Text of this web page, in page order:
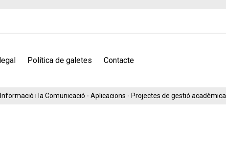
Política de galetes Contacte
i la Comunicació - Aplicacions - Projectes de gestió acadèmica